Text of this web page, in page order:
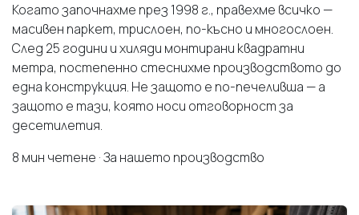
Когато започнахме през 1998 г., правехме всичко —
масивен паркет, трислоен, по-късно и многослоен.
След 25 години и хиляди монтирани квадратни
метра, постепенно стеснихме производството до
една конструкция. Не защото е по-печеливша — а
защото е тази, която носи отговорност за
десетилетия.
8 мин четене · За нашето производство